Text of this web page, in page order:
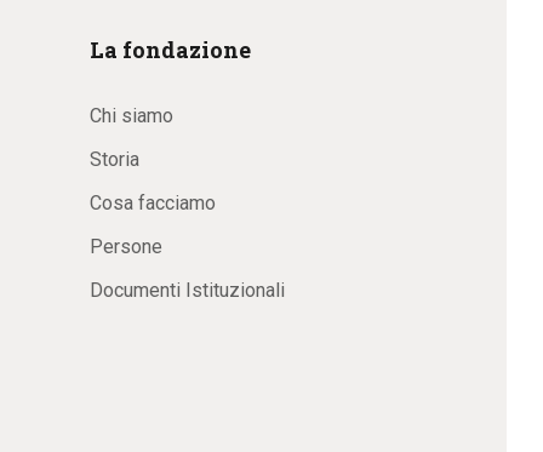
La fondazione
Chi siamo
Storia
Cosa facciamo
Persone
Documenti Istituzionali